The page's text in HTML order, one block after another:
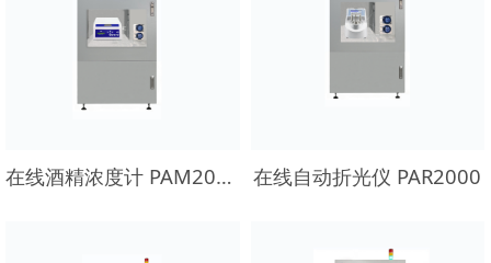
在线酒精浓度计 PAM2000 在线自动折光仪 PAR2000